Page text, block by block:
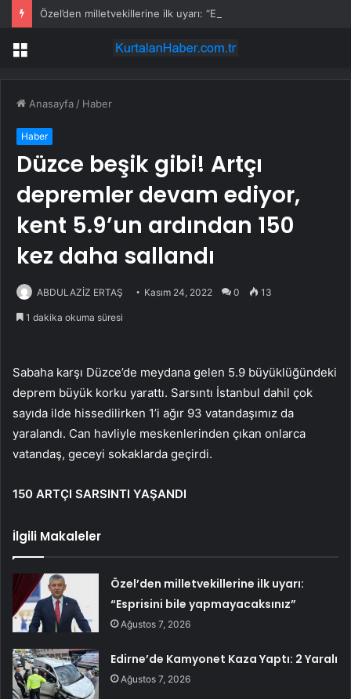
Menü
Anasayfa / Haber
Haber
Düzce beşik gibi! Artçı
depremler devam ediyor,
kent 5.9’un ardından 150
kez daha sallandı
ABDULAZİZ ERTAŞ Kasım 24, 2022 0 13
1 dakika okuma süresi
Sabaha karşı Düzce’de meydana gelen 5.9 büyüklüğündeki
deprem büyük korku yarattı. Sarsıntı İstanbul dahil çok
sayıda ilde hissedilirken 1’i ağır 93 vatandaşımız da
yaralandı. Can havliyle meskenlerinden çıkan onlarca
vatandaş, geceyi sokaklarda geçirdi.
150 ARTÇI SARSINTI YAŞANDI
İlgili Makaleler
Özel’den milletvekillerine ilk uyarı:
“Esprisini bile yapmayacaksınız”
Ağustos 7, 2026
Edirne’de Kamyonet Kaza Yaptı: 2 Yaralı
Ağustos 7, 2026